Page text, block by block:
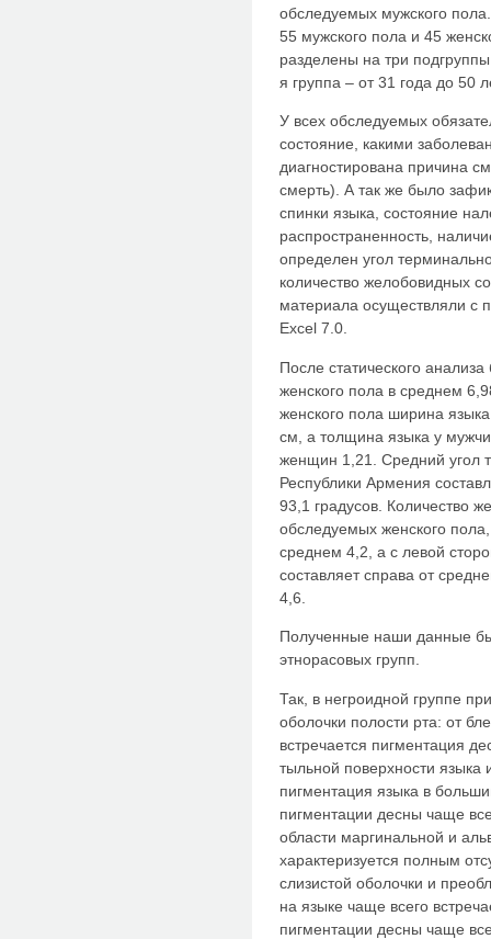
обследуемых мужского
55 мужского пола и 45
разделены на три
я группа – от 31 года до 50
У всех обследуемых
состояние, какими
диагностирована причина
смерть). А так же было
спинки языка, состояние
распространенность,
определен угол
количество желобовидных
материала осуществляли с
Excel 7.0.
После статического
женского пола в среднем
женского пола ширина
см, а толщина языка у
женщин 1,21. Средний угол
Республики Армения
93,1 градусов. Количество
обследуемых женского
среднем 4,2, а с левой
составляет справа от
4,6.
Полученные наши данные
этнорасовых групп.
Так, в негроидной группе
оболочки полости рта: от
встречается пигментация
тыльной поверхности языка
пигментация языка в
пигментации десны чаще
области маргинальной и
характеризуется полным
слизистой оболочки и
на языке чаще всего
пигментации десны чаще